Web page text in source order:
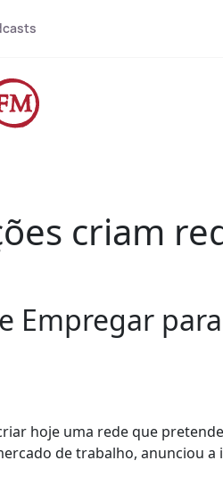
criam
Empregar
hoje uma rede que
de trabalho, anunciou